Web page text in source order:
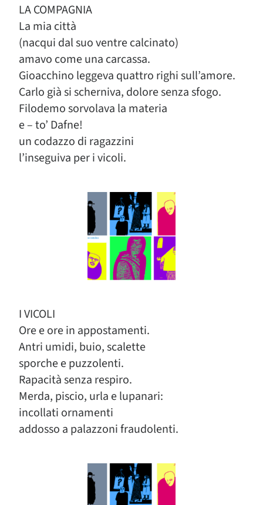
LA COMPAGNIA
La mia città
(nacqui dal suo ventre calcinato)
amavo come una carcassa.
Gioacchino leggeva quattro righi sull’amore.
Carlo già si scherniva, dolore senza sfogo.
Filodemo sorvolava la materia
e – to’ Dafne!
un codazzo di ragazzini
l’inseguiva per i vicoli.
I VICOLI
Ore e ore in appostamenti.
Antri umidi, buio, scalette
sporche e puzzolenti.
Rapacità senza respiro.
Merda, piscio, urla e lupanari:
incollati ornamenti
addosso a palazzoni fraudolenti.